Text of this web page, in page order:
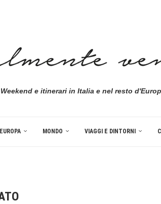
Weekend e itinerari in Italia e nel resto
EUROPA MONDO VIAGGI E DINTORNI